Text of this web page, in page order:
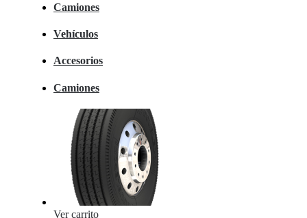
Camiones
Vehículos
Accesorios
Camiones
Ver carrito